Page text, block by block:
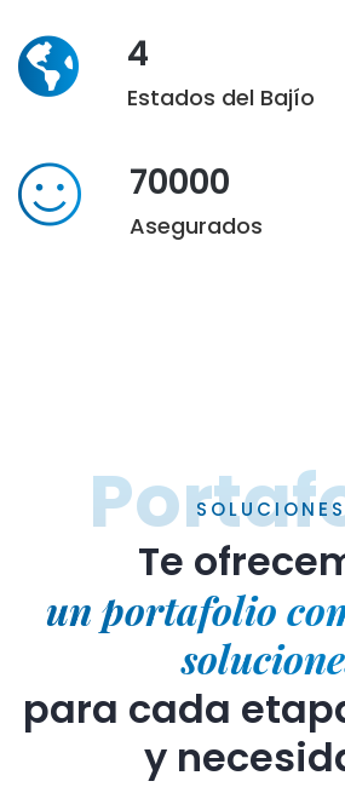
4
Estados del Bajío
70000
Asegurados
SOLUCIONES
Te
un portafolio
para cada
y